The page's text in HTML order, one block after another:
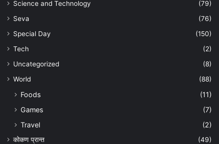
Science and Technology
(79)
Seva
(76)
Special Day
(150)
Tech
(2)
Uncategorized
(8)
World
(88)
Foods
(11)
Games
(7)
Travel
(2)
कोकण प्रान्त (49)